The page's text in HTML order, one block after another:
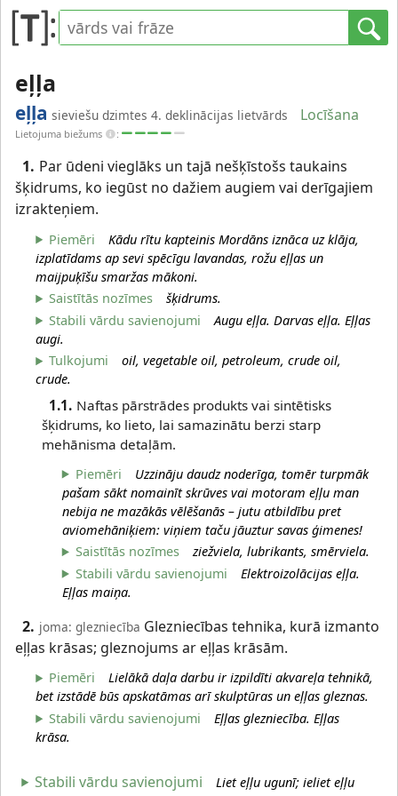
eļļa
eļļa sieviešu dzimtes 4. deklinācijas lietvārds Locīšana
Lietojuma biežums :
1. Par ūdeni vieglāks un tajā nešķīstošs taukains
šķidrums, ko iegūst no dažiem augiem vai derīgajiem
izrakteņiem.
Piemēri
Kādu rītu kapteinis Mordāns iznāca uz klāja,
izplatīdams ap sevi spēcīgu lavandas, rožu eļļas un
maijpuķīšu smaržas mākoni.
Saistītās nozīmes
šķidrums.
Stabili vārdu savienojumi
Augu eļļa. Darvas eļļa. Eļļas
augi.
Tulkojumi
oil, vegetable oil, petroleum, crude oil,
crude.
1.1. Naftas pārstrādes produkts vai sintētisks
šķidrums, ko lieto, lai samazinātu berzi starp
mehānisma detaļām.
Piemēri
Uzzināju daudz noderīga, tomēr turpmāk
pašam sākt nomainīt skrūves vai motoram eļļu man
nebija ne mazākās vēlēšanās – jutu atbildību pret
aviomehāniķiem: viņiem taču jāuztur savas ģimenes!
Saistītās nozīmes
ziežviela, lubrikants, smērviela.
Stabili vārdu savienojumi
Elektroizolācijas eļļa.
Eļļas maiņa.
2. joma: glezniecība Glezniecības tehnika, kurā izmanto
eļļas krāsas; gleznojums ar eļļas krāsām.
Piemēri
Lielākā daļa darbu ir izpildīti akvareļa tehnikā,
bet izstādē būs apskatāmas arī skulptūras un eļļas gleznas.
Stabili vārdu savienojumi
Eļļas glezniecība. Eļļas
krāsa.
Stabili vārdu savienojumi
Liet eļļu ugunī; ieliet eļļu